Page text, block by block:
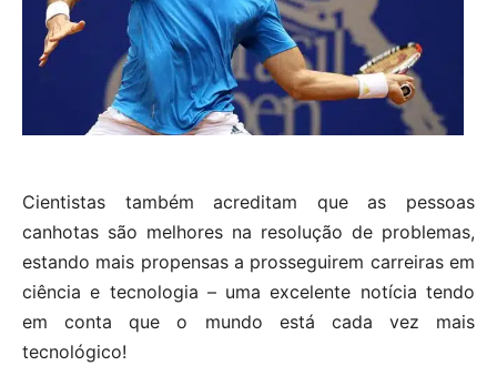
Cientistas também acreditam que as pessoas
canhotas são melhores na resolução de problemas,
estando mais propensas a prosseguirem carreiras em
ciência e tecnologia – uma excelente notícia tendo
em conta que o mundo está cada vez mais
tecnológico!